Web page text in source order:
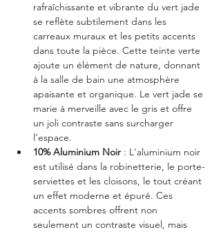
rafraîchissante et vibrante du vert jade
se reflète subtilement dans les
carreaux muraux et les petits accents
dans toute la pièce. Cette teinte verte
ajoute un élément de nature, donnant
à la salle de bain une atmosphère
apaisante et organique. Le vert jade se
marie à merveille avec le gris et offre
un joli contraste sans surcharger
l’espace.
10% Aluminium Noir : L'aluminium noir
est utilisé dans la robinetterie, le porte-
serviettes et les cloisons, le tout créant
un effet moderne et épuré. Ces
accents sombres offrent non
seulement un contraste visuel, mais